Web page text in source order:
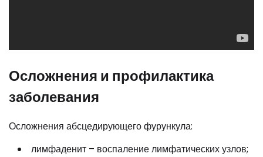
Осложнения и профилактика
заболевания
Осложнения абсцедирующего фурункула:
лимфаденит – воспаление лимфатических узлов;